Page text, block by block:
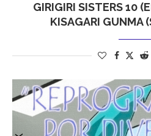
GIRIGIRI SISTERS 10
KISAGARI GUNMA